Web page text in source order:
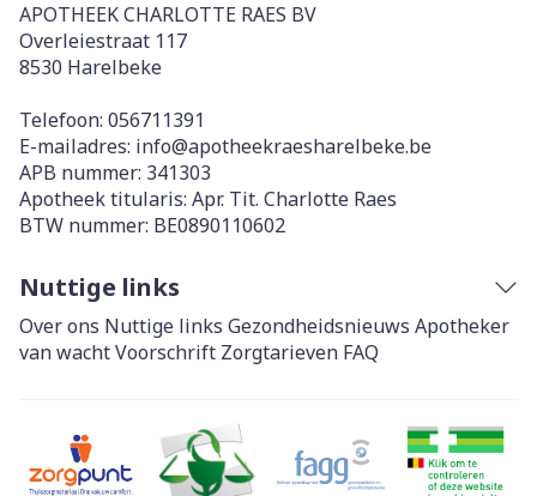
APOTHEEK CHARLOTTE RAES BV
Overleiestraat 117
8530 Harelbeke
Telefoon: 056711391
E-mailadres: info@apotheekraesharelbeke.be
APB nummer: 341303
Apotheek titularis: Apr. Tit. Charlotte Raes
BTW nummer: BE0890110602
Nuttige links
Over ons Nuttige links Gezondheidsnieuws Apotheker
van wachtVoorschrift Zorgtarieven FAQ